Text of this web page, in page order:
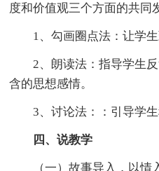
度和价值观三个方面的共同
1、勾画圈点法：让学生
2、朗读法：指导学生反
含的思想感情。
3、讨论法：：引导学生
四、说教学
（一）故事导入，以情